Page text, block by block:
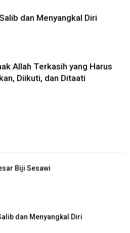
dan Menyangkal Diri
Allah Terkasih yang Harus
Diikuti, dan Ditaati
Biji Sesawi
dan Menyangkal Diri